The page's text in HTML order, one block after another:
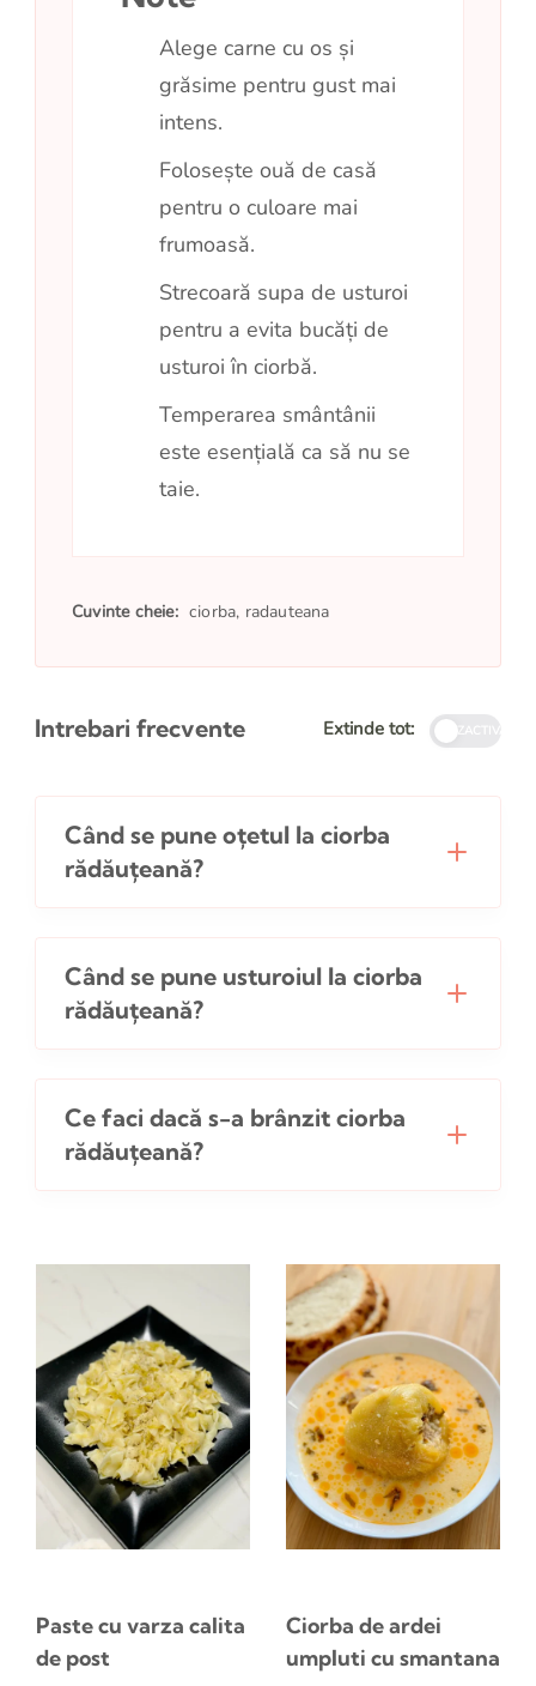
Alege carne cu os și
grăsime pentru gust mai
intens.
Folosește ouă de casă
pentru o culoare mai
frumoasă.
Strecoară supa de usturoi
pentru a evita bucăți de
usturoi în ciorbă.
Temperarea smântânii
este esențială ca să nu se
taie.
Cuvinte cheie: ciorba, radauteana
Intrebari frecvente Extinde tot: DEZACTIVATE
Când se pune oțetul la ciorba
rădăuțeană?
Când se pune usturoiul la ciorba
rădăuțeană?
Ce faci dacă s-a brânzit ciorba
rădăuțeană?
Strecoară lichidul.
Pregătește o nouă compozițiedin
smântână și gălbenuș de ou,
amestecată bine cu un polonic din
zeama caldă (nu fierbinte), ca să o
temperezi.
ciorbă , turnând treptat și
amestecând continuu, pe foc foarte
Paste cu varza calita
de post
Ciorba de ardei
umpluti cu smantana